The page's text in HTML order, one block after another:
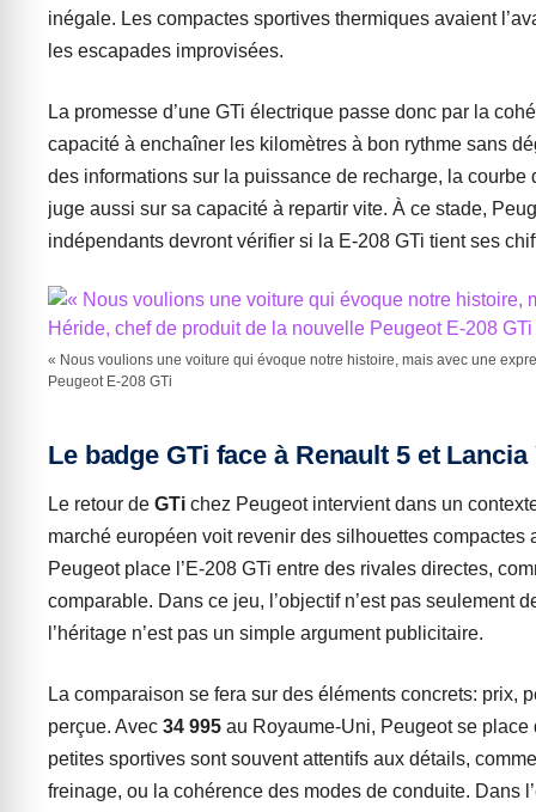
inégale. Les compactes sportives thermiques avaient
les escapades improvisées.
La promesse d’une GTi électrique passe donc par la
capacité à enchaîner les kilomètres à bon rythme sans
des informations sur la puissance de recharge, la
juge aussi sur sa capacité à repartir vite. À ce stade,
indépendants devront vérifier si la E-208 GTi tient ses
« Nous voulions une voiture qui évoque notre histoire, mais avec une
Peugeot E-208 GTi
Le badge GTi face à Renault 5 et
Le retour de GTi chez Peugeot intervient dans un
marché européen voit revenir des silhouettes
Peugeot place l’E-208 GTi entre des rivales directes,
comparable. Dans ce jeu, l’objectif n’est pas seulement
l’héritage n’est pas un simple argument publicitaire.
La comparaison se fera sur des éléments concrets: prix,
perçue. Avec 34 995 au Royaume-Uni, Peugeot se
petites sportives sont souvent attentifs aux détails,
freinage, ou la cohérence des modes de conduite. Dans